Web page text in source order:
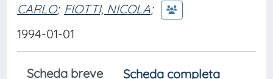
CARLO; FIOTTI, NICOLA;
1994-01-01
Scheda breve Scheda completa